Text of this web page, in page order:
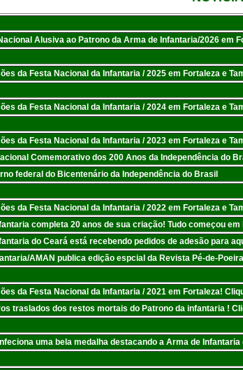
Alusiva ao Patrono da Arma de Infantaria/2026 em
da Festa Nacional da Infantaria / 2025 em Fortaleza e
da Festa Nacional da Infantaria / 2024 em Fortaleza e
da Festa Nacional da Infantaria / 2023 em Fortaleza e
Comemorativo dos 200 Anos da Independência do
federal do Bicentenário da Independência do Brasil
da Festa Nacional da Infantaria / 2022 em Fortaleza e
completa 20 anos de sua criação! Tudo começou
do Ceará está recebendo pedidos de adesão para
AMAN publica edição espcial da Revista Pé-de-
da Festa Nacional da Infantaria / 2021 em Fortaleza!
traslados dos restos mortais do Patrono da infantaria !
uma bela medalha destacando a Arma de